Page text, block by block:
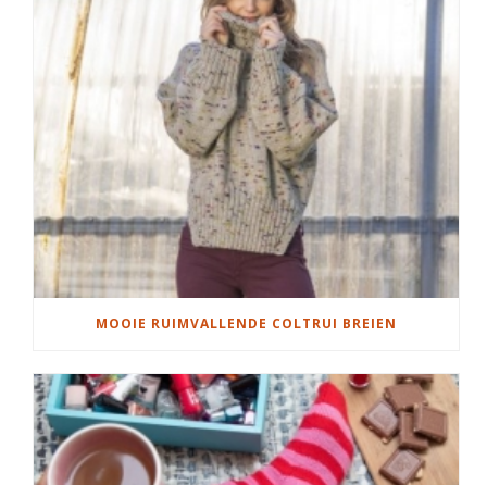
MOOIE RUIMVALLENDE COLTRUI BREIEN